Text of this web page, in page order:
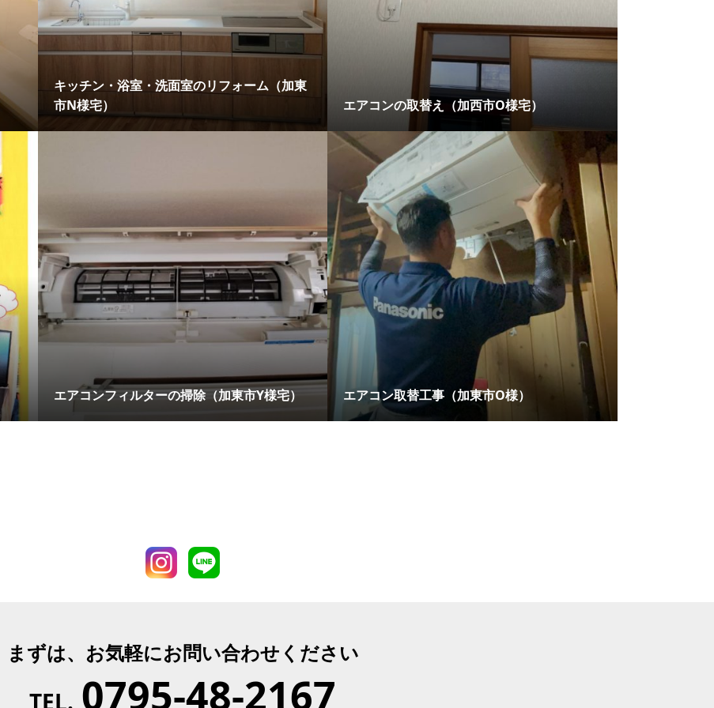
キッチン・浴室・洗面室のリフォーム（加東
市N様宅）
エアコンの取替え（加西市O様宅）
エアコンフィルターの掃除（加東市Y様宅） エアコン取替工事（加東市O様）
まずは、お気軽にお問い合わせください
TEL. 0795-48-2167